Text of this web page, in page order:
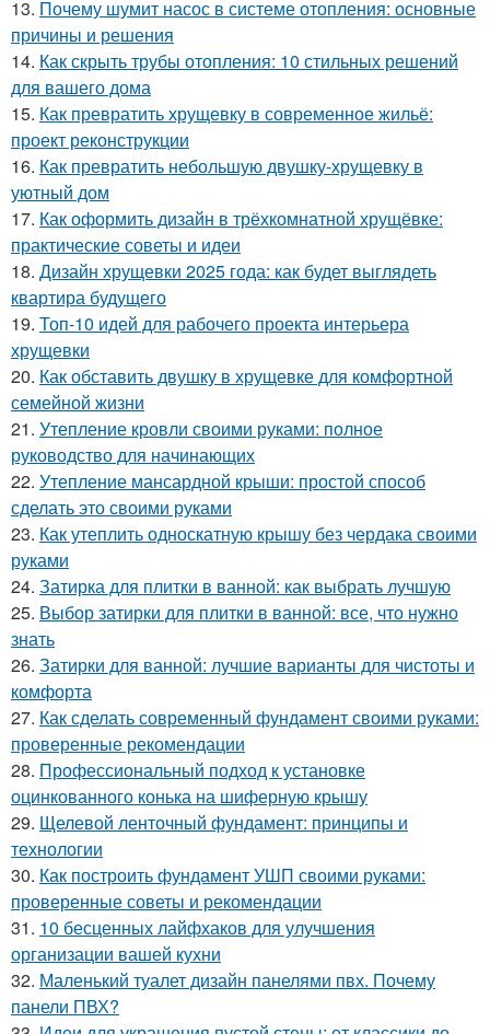
13. Почему шумит насос в системе отопления: основные
причины и решения
14. Как скрыть трубы отопления: 10 стильных решений
для вашего дома
15. Как превратить хрущевку в современное жильё:
проект реконструкции
16. Как превратить небольшую двушку-хрущевку в
уютный дом
17. Как оформить дизайн в трёхкомнатной хрущёвке:
практические советы и идеи
18. Дизайн хрущевки 2025 года: как будет выглядеть
квартира будущего
19. Топ-10 идей для рабочего проекта интерьера
хрущевки
20. Как обставить двушку в хрущевке для комфортной
семейной жизни
21. Утепление кровли своими руками: полное
руководство для начинающих
22. Утепление мансардной крыши: простой способ
сделать это своими руками
23. Как утеплить односкатную крышу без чердака своими
руками
24. Затирка для плитки в ванной: как выбрать лучшую
25. Выбор затирки для плитки в ванной: все, что нужно
знать
26. Затирки для ванной: лучшие варианты для чистоты и
комфорта
27. Как сделать современный фундамент своими руками:
проверенные рекомендации
28. Профессиональный подход к установке
оцинкованного конька на шиферную крышу
29. Щелевой ленточный фундамент: принципы и
технологии
30. Как построить фундамент УШП своими руками:
проверенные советы и рекомендации
31. 10 бесценных лайфхаков для улучшения
организации вашей кухни
32. Маленький туалет дизайн панелями пвх. Почему
панели ПВХ?